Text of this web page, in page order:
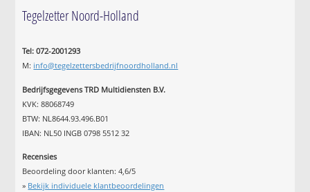
Tegelzetter Noord-Holland
Tel: 072-2001293
M: info@tegelzettersbedrijfnoordholland.nl
Bedrijfsgegevens TRD Multidiensten B.V.
KVK: 88068749
BTW: NL8644.93.496.B01
IBAN: NL50 INGB 0798 5512 32
Recensies
Beoordeling door klanten:4,6/5
» Bekijk individuele klantbeoordelingen